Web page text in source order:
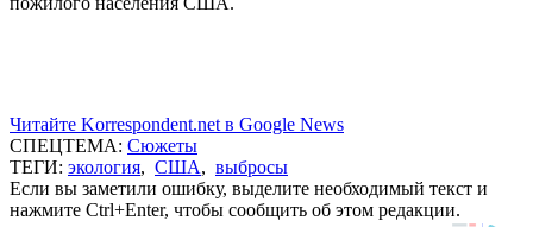
Читайте Korrespondent.net в Google News
СПЕЦТЕМА: Сюжеты
ТЕГИ: экология, США, выбросы
Если вы заметили ошибку, выделите необходимый текст и
нажмите Ctrl+Enter, чтобы сообщить об этом редакции.